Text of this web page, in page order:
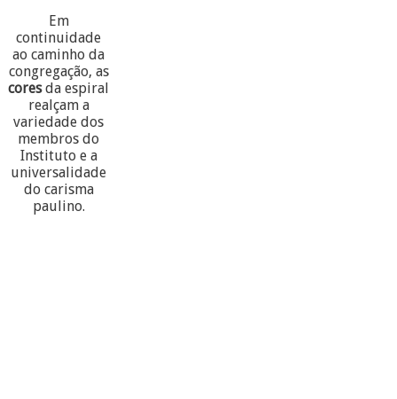
Em
continuidade
ao caminho da
congregação, as
coresda espiral
realçam a
variedade dos
membros do
Instituto e a
universalidade
do carisma
paulino.